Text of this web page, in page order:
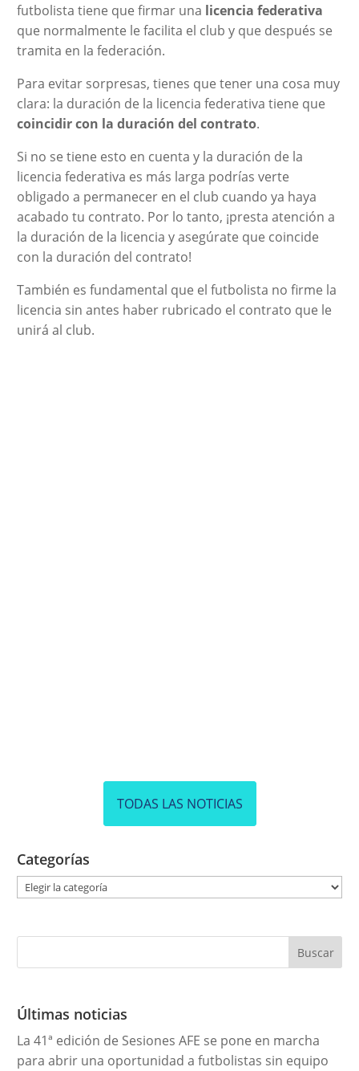
futbolista tiene que firmar una licencia federativa
que normalmente le facilita el club y que después se
tramita en la federación.
Para evitar sorpresas, tienes que tener una cosa muy
clara: la duración de la licencia federativa tiene que
coincidir con la duración del contrato.
Si no se tiene esto en cuenta y la duración de la
licencia federativa es más larga podrías verte
obligado a permanecer en el club cuando ya haya
acabado tu contrato. Por lo tanto, ¡presta atención a
la duración de la licencia y asegúrate que coincide
con la duración del contrato!
También es fundamental que el futbolista no firme la
licencia sin antes haber rubricado el contrato que le
unirá al club.
TODAS LAS NOTICIAS
Categorías
g
r
a
s
Últimas noticias
La 41ª edición de Sesiones AFE se pone en marcha
para abrir una oportunidad a futbolistas sin equipo